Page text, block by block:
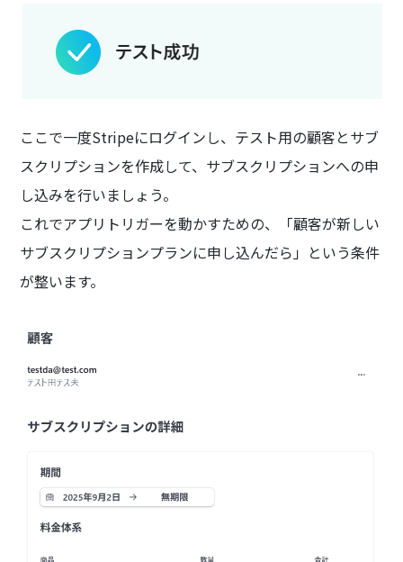
ここで一度Stripeにログインし、テスト用の顧客とサブ
スクリプションを作成して、サブスクリプションへの申
し込みを行いましょう。
これでアプリトリガーを動かすための、「顧客が新しい
サブスクリプションプランに申し込んだら」という条件
が整います。